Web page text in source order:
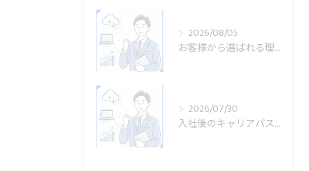
2026/08/05
お客様から選ばれる理由とは？導入事例から見る課題解決力
2026/07/30
入社後のキャリアパスについて